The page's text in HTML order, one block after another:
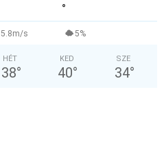
°
5.8m/s 5%
HÉT
38°
KED
40°
SZE
34°